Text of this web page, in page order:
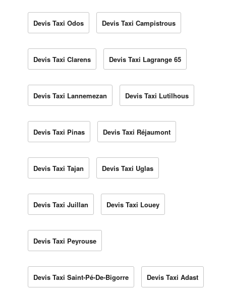
Devis Taxi Odos Devis Taxi Campistrous
Devis Taxi Clarens Devis Taxi Lagrange 65
Devis Taxi Lannemezan Devis Taxi Lutilhous
Devis Taxi Pinas Devis Taxi Réjaumont
Devis Taxi Tajan Devis Taxi Uglas
Devis Taxi Juillan Devis Taxi Louey
Devis Taxi Peyrouse
Devis Taxi Saint-Pé-De-Bigorre Devis Taxi Adast